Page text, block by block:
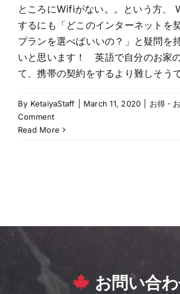
ところにWifiがない。。という方、
するにも「どこのインターネットを
プランを選べばいいの？」と疑問を
いと思います！ 英語で自分のお家
て、携帯の契約をするより難しそう
By KetaiyaStaff March 11, 2020 お得・
Comment
Read More
お問い合